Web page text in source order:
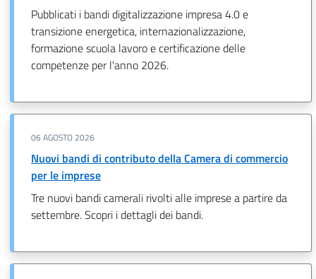
Pubblicati i bandi digitalizzazione impresa 4.0 e
transizione energetica, internazionalizzazione,
formazione scuola lavoro e certificazione delle
competenze per l'anno 2026.
06 AGOSTO 2026
Nuovi bandi di contributo della Camera di commercio
per le imprese
Tre nuovi bandi camerali rivolti alle imprese a partire da
settembre. Scopri i dettagli dei bandi.